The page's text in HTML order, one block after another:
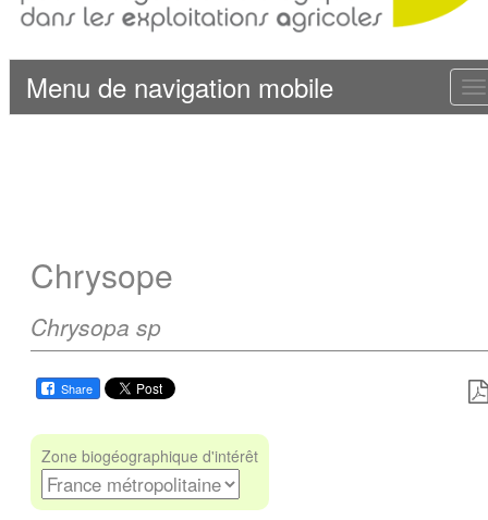
Menu de navigation mobile
Chrysope
Chrysopa sp
Share
Zone biogéographique d'intérêt